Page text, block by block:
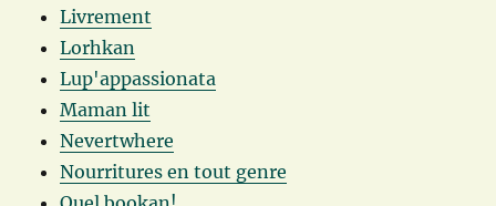
Livrement
Lorhkan
Lup'appassionata
Maman lit
Nevertwhere
Nourritures en tout genre